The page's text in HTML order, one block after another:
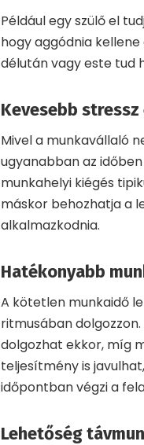
Például egy szülő el
hogy aggódnia
délután vagy este tud
Kevesebb
Mivel a munkavállaló
ugyanabban az
munkahelyi kiégés
máskor behozhatja a
alkalmazkodnia.
Hatékonyabb
A kötetlen munkaidő
ritmusában
dolgozhat ekkor, míg
teljesítmény is
időpontban végzi a
Lehetőség